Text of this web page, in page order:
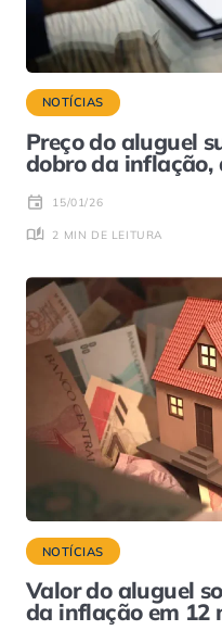
NOTÍCIAS
Preço do aluguel
dobro da inflação,
15/01/26
2 MIN DE LEITURA
NOTÍCIAS
Valor do aluguel
da inflação em 12